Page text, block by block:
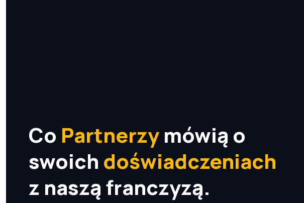
Co Partnerzy mówią o
swoich doświadczeniach
z naszą franczyzą.